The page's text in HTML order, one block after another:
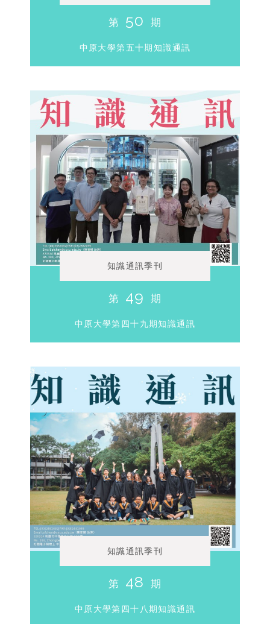
第 50 期
中原大學第五十期知識通訊
知識通訊季刊
第 49 期
中原大學第四十九期知識通訊
知識通訊季刊
第 48 期
中原大學第四十八期知識通訊